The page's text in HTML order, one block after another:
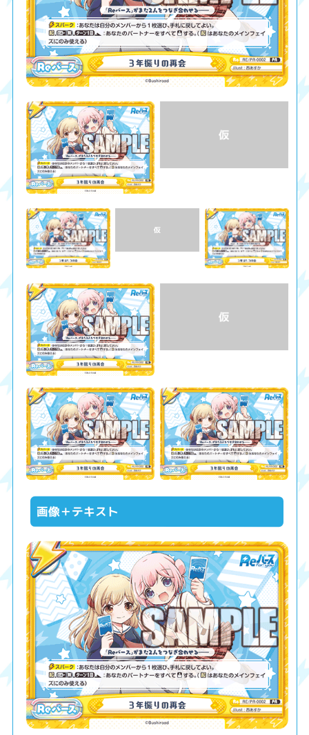
画像＋テキスト